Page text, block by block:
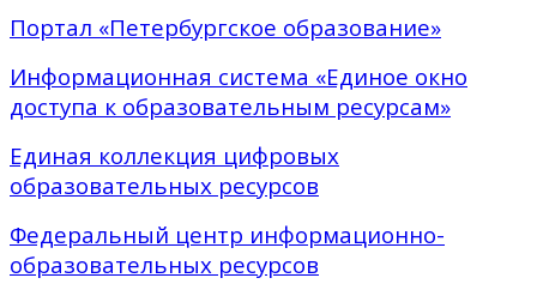
Портал «Петербургское образование»
Информационная система «Единое окно
доступа к образовательным ресурсам»
Единая коллекция цифровых
образовательных ресурсов
Федеральный центр информационно-
образовательных ресурсов